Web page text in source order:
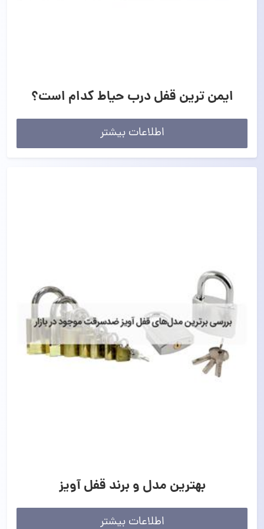
ایمن ترین قفل درب حیاط کدام است؟
اطلاعات بیشتر
بهترین مدل و برند قفل آویز
اطلاعات بیشتر